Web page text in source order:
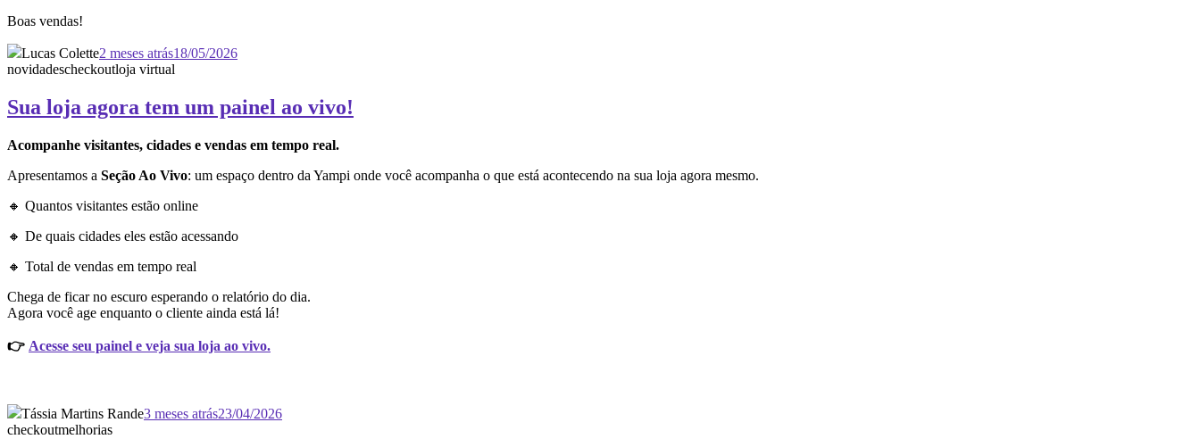
Boas vendas!
Lucas Colette2 meses atrás18/05/2026
novidadescheckoutloja virtual
Sua loja agora tem um painel ao vivo!
Acompanhe visitantes, cidades e vendas em tempo real.
Apresentamos a Seção Ao Vivo: um espaço dentro da Yampi onde você acompanha o que está acontecendo na sua loja agora mesmo.
🔸 Quantos visitantes estão online
🔸 De quais cidades eles estão acessando
🔸 Total de vendas em tempo real
Chega de ficar no escuro esperando o relatório do dia.
Agora você age enquanto o cliente ainda está lá!
👉 Acesse seu painel e veja sua loja ao vivo.
Tássia Martins Rande3 meses atrás23/04/2026
checkoutmelhorias